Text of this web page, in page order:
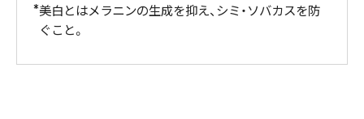
美白とはメラニンの生成を抑え、シミ・ソバカスを防
ぐこと。